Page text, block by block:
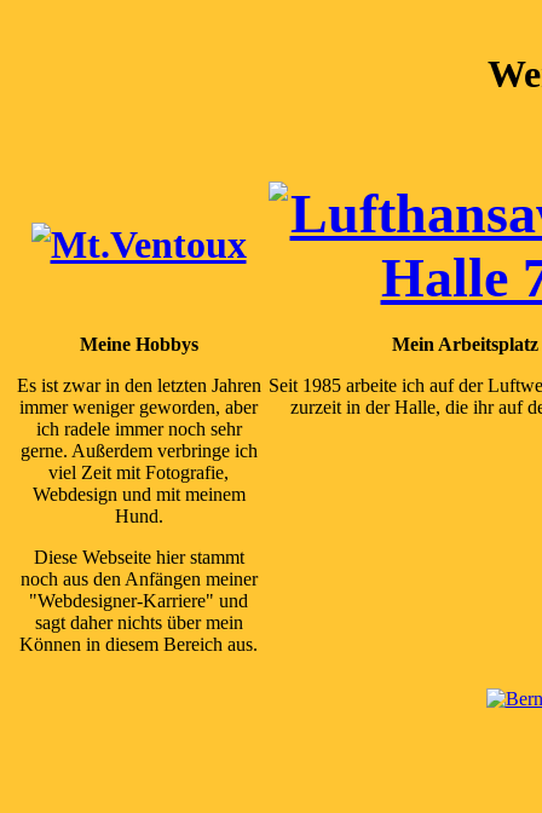
Meine Hobbys
Es ist zwar in den letzten Jahren
immer weniger geworden, aber
ich radele immer noch sehr
gerne. Außerdem verbringe ich
viel Zeit mit Fotografie,
Webdesign und mit meinem
Hund.
Diese Webseite hier stammt
noch aus den Anfängen meiner
"Webdesigner-Karriere" und
sagt daher nichts über mein
Können in diesem Bereich aus.
Mein Arbeitsplatz
Seit 1985 arbeite ich auf der
zurzeit in der Halle, die ihr auf